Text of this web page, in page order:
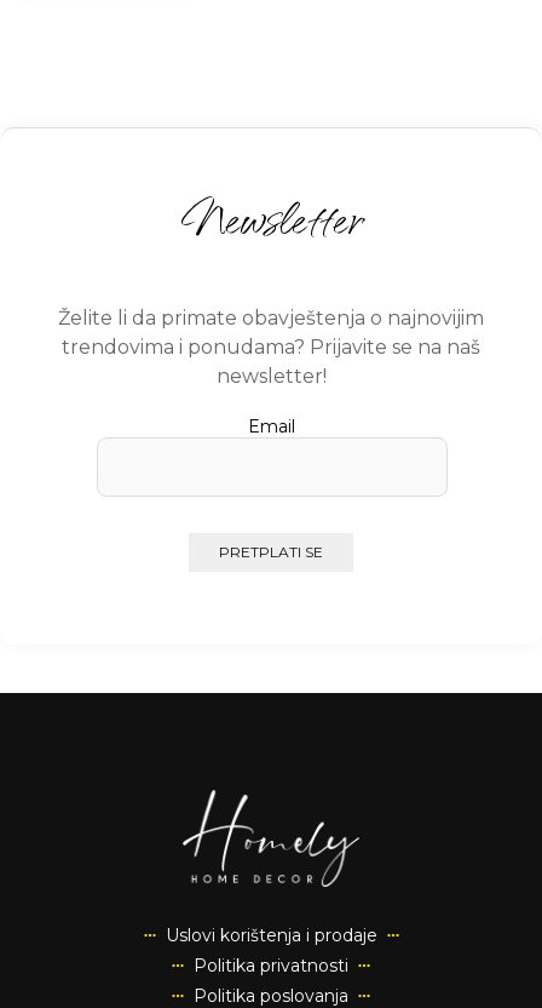
Newsletter
Želite li da primate obavještenja o najnovijim
trendovima i ponudama? Prijavite se na naš
newsletter!
Email
Uslovi korištenja i prodaje
Politika privatnosti
Politika poslovanja